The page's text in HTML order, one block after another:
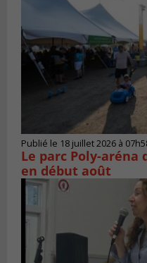
Publié le 18 juillet 2026 à
Le parc Poly-aréna
en début août